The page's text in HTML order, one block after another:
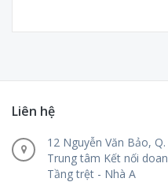
Liên hệ
12 Nguyễn Văn Bảo,
Trung tâm Kết nối
Tầng trệt - Nhà A